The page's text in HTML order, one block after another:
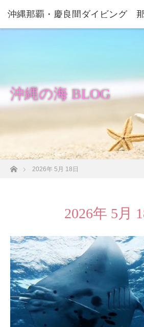
沖縄那覇・慶良間ダイビング
沖縄の海 BLOG
ホーム2026年 5月 18日
2026年 5月